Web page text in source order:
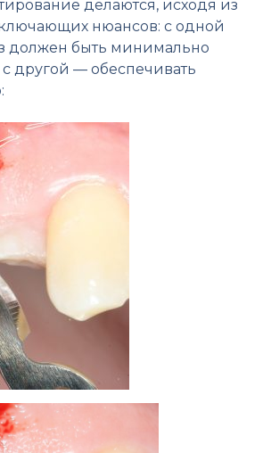
делаются, исходя из
нюансов: с одной
должен быть минимально
другой — обеспечивать